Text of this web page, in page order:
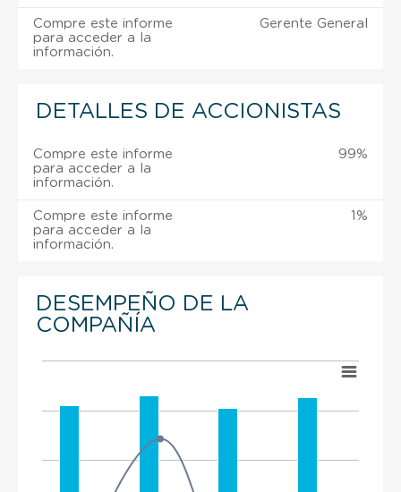
Compre este informe
para acceder a la
información.
Gerente General
DETALLES DE ACCIONISTAS
Compre este informe
para acceder a la
información.
99%
Compre este informe
para acceder a la
información.
1%
DESEMPEÑO DE LA
COMPAÑÍA